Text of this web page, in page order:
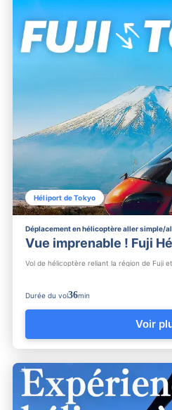
Héliport de Tokyo
Déplacement en hélicoptère aller simple/
Vue imprenable ! Fuji
Durée du vol36min
Voir